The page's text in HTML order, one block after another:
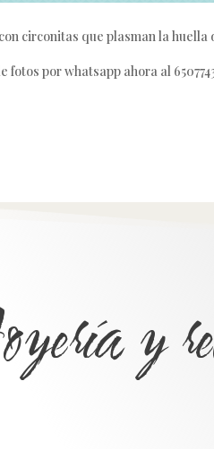
circonitas que plasman la
fotos por whatsapp ahora al
y